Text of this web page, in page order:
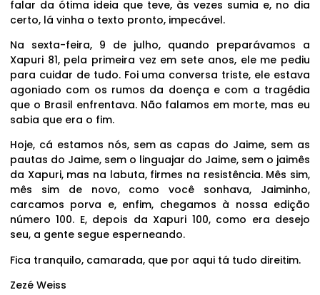
falar da ótima ideia que teve, às vezes sumia e, no dia
certo, lá vinha o texto pronto, impecável.
Na sexta-feira, 9 de julho, quando preparávamos a
Xapuri 81, pela primeira vez em sete anos, ele me pediu
para cuidar de tudo. Foi uma conversa triste, ele estava
agoniado com os rumos da doença e com a tragédia
que o Brasil enfrentava. Não falamos em morte, mas eu
sabia que era o fim.
Hoje, cá estamos nós, sem as capas do Jaime, sem as
pautas do Jaime, sem o linguajar do Jaime, sem o jaimês
da Xapuri, mas na labuta, firmes na resistência. Mês sim,
mês sim de novo, como você sonhava, Jaiminho,
carcamos porva e, enfim, chegamos à nossa edição
número 100. E, depois da Xapuri 100, como era desejo
seu, a gente segue esperneando.
Fica tranquilo, camarada, que por aqui tá tudo direitim.
Zezé Weiss